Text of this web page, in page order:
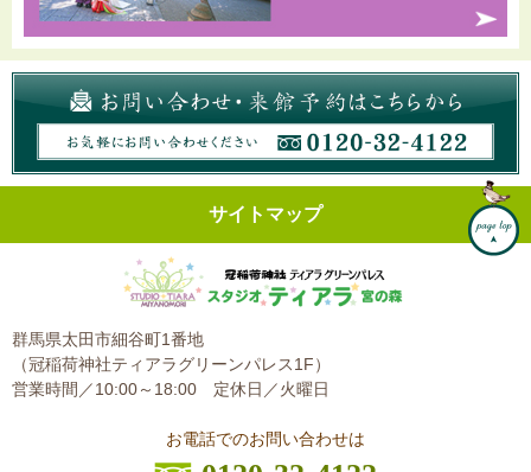
サイトマップ
群馬県太田市細谷町1番地
（冠稲荷神社ティアラグリーンパレス1F）
営業時間／10:00～18:00 定休日／火曜日
お電話でのお問い合わせは